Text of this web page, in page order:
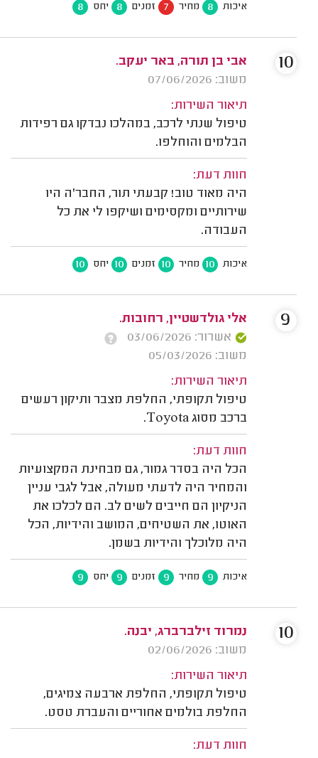
איכות 8 מחיר 7 זמנים 8 יחס 8
אבי בן תורה, באר יעקב.
משוב: 07/06/2026
תיאור השירות:
טיפול שנתי לרכב, במהלכו נבדקו גם רפידות
הבלמים והוחלפו.
חוות דעת:
היה מאוד טוב! קבעתי תור, החבר'ה היו
שירותיים ומקסימים ושיקפו לי את כל
העבודה.
איכות 10 מחיר 10 זמנים 10 יחס 10
10
אלי גולדשטיין, רחובות.
אשרור: 03/06/2026
משוב: 05/03/2026
תיאור השירות:
טיפול תקופתי, החלפת מצבר ותיקון רעשים
ברכב מסוג Toyota.
חוות דעת:
הכל היה בסדר גמור, גם מבחינת המקצועיות
והמחיר היה לדעתי מעולה, אבל לגבי עניין
הניקיון הם חייבים לשים לב. הם לכלכו את
האוטו, את השטיחים, המושב והידיות, הכל
היה מלוכלך והידיות בשמן.
איכות 9 מחיר 9 זמנים 9 יחס 9
9
נמרוד זילברברג, יבנה.
משוב: 02/06/2026
תיאור השירות:
טיפול תקופתי, החלפת ארבעה צמיגים,
החלפת בולמים אחוריים והעברת טסט.
חוות דעת:
10